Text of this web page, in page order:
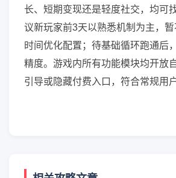
长、短期变现还是轻度社交，均可
议新玩家前3天以熟悉机制为主，
时间优化配置；待基础循环跑通后
精度。游戏内所有功能模块均开放
引导或隐藏付费入口，符合常规用